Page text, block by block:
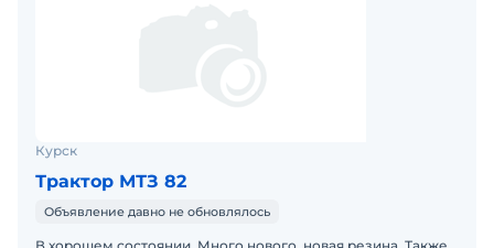
Курск
Трактор МТЗ 82
Объявление давно не обновлялось